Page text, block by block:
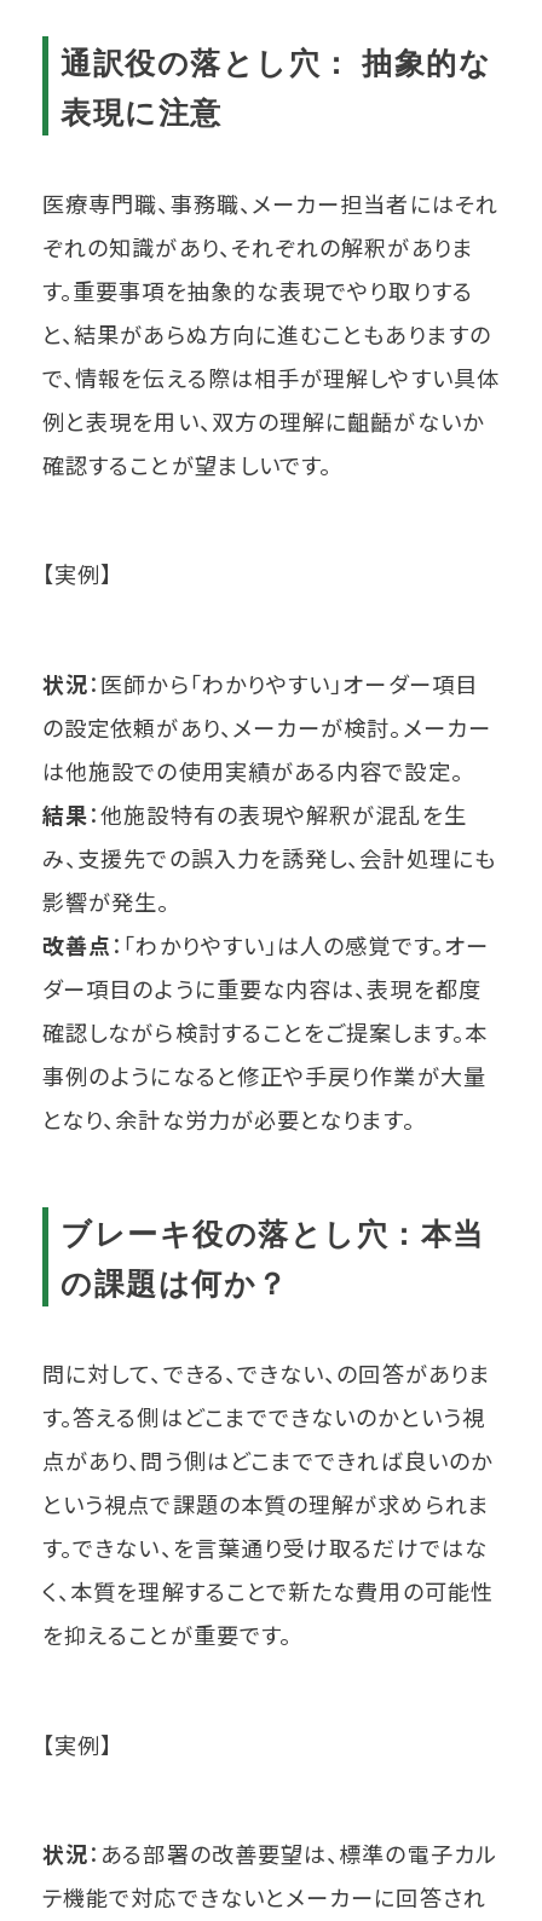
通訳役の落とし穴： 抽象的な
表現に注意
医療専門職、事務職、メーカー担当者にはそれ
ぞれの知識があり、それぞれの解釈がありま
す。重要事項を抽象的な表現でやり取りする
と、結果があらぬ方向に進むこともありますの
で、情報を伝える際は相手が理解しやすい具体
例と表現を用い、双方の理解に齟齬がないか
確認することが望ましいです。
【実例】
状況：医師から「わかりやすい」オーダー項目
の設定依頼があり、メーカーが検討。メーカー
は他施設での使用実績がある内容で設定。
結果：他施設特有の表現や解釈が混乱を生
み、支援先での誤入力を誘発し、会計処理にも
影響が発生。
改善点：「わかりやすい」は人の感覚です。オー
ダー項目のように重要な内容は、表現を都度
確認しながら検討することをご提案します。本
事例のようになると修正や手戻り作業が大量
となり、余計な労力が必要となります。
ブレーキ役の落とし穴：本当
の課題は何か？
問に対して、できる、できない、の回答がありま
す。答える側はどこまでできないのかという視
点があり、問う側はどこまでできれば良いのか
という視点で課題の本質の理解が求められま
す。できない、を言葉通り受け取るだけではな
く、本質を理解することで新たな費用の可能性
を抑えることが重要です。
【実例】
状況：ある部署の改善要望は、標準の電子カル
テ機能で対応できないとメーカーに回答され